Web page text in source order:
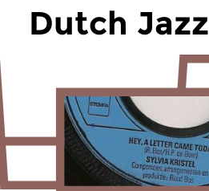
Dutch Jazz